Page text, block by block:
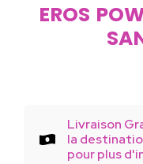
EROS
Livraison
la
pour plus